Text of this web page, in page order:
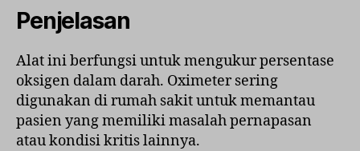
Penjelasan
Alat ini berfungsi untuk mengukur persentase
oksigen dalam darah. Oximeter sering
digunakan di rumah sakit untuk memantau
pasien yang memiliki masalah pernapasan
atau kondisi kritis lainnya.